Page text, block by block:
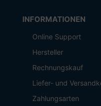
INFORMATIONEN
Online Support
Hersteller
Rechnungskauf
Liefer- und
Zahlungsarten